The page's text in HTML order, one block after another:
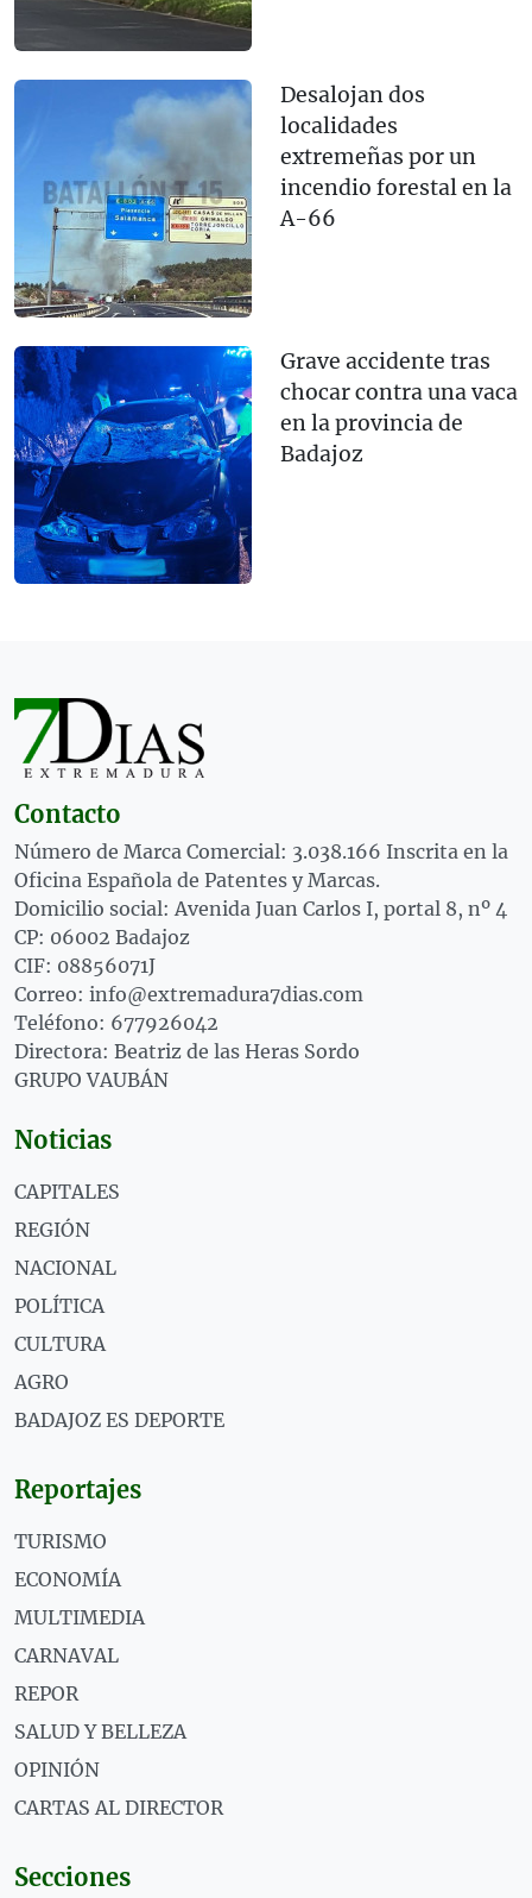
Desalojan dos
localidades
extremeñas por un
incendio forestal en la
A-66
Grave accidente tras
chocar contra una vaca
en la provincia de
Badajoz
Contacto
Número de Marca Comercial: 3.038.166 Inscrita en la
Oficina Española de Patentes y Marcas.
Domicilio social: Avenida Juan Carlos I, portal 8, nº 4
CP: 06002 Badajoz
CIF: 08856071J
Correo: info@extremadura7dias.com
Teléfono: 677926042
Directora: Beatriz de las Heras Sordo
GRUPO VAUBÁN
Noticias
CAPITALES
REGIÓN
NACIONAL
POLÍTICA
CULTURA
AGRO
BADAJOZ ES DEPORTE
Reportajes
TURISMO
ECONOMÍA
MULTIMEDIA
CARNAVAL
REPOR
SALUD Y BELLEZA
OPINIÓN
CARTAS AL DIRECTOR
Secciones